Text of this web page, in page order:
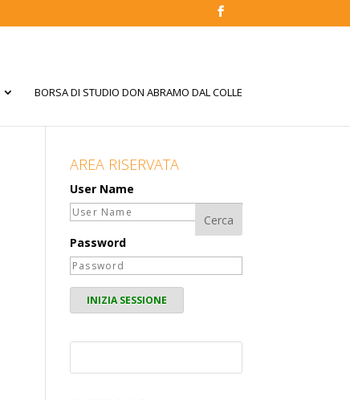
BORSA DI STUDIO DON ABRAMO DAL COLLE
AREA RISERVATA
User Name
Password